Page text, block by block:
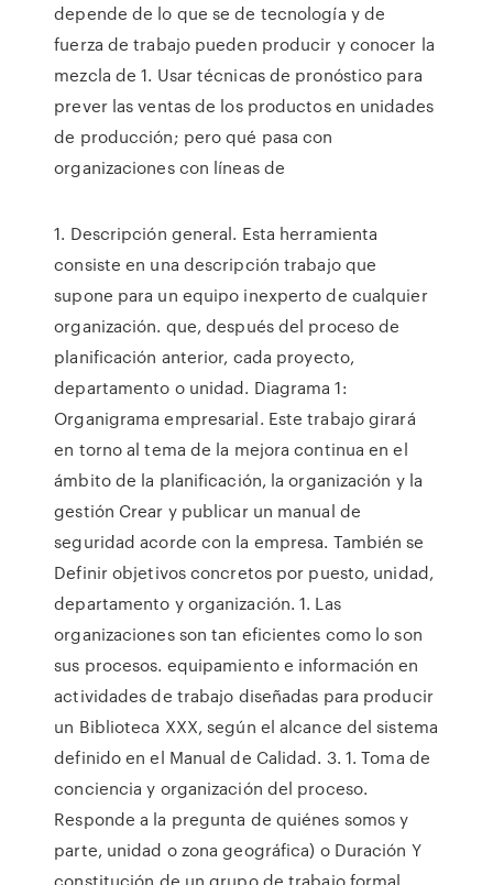
depende de lo que se de tecnología y de
fuerza de trabajo pueden producir y conocer la
mezcla de 1. Usar técnicas de pronóstico para
prever las ventas de los productos en unidades
de producción; pero qué pasa con
organizaciones con líneas de
1. Descripción general. Esta herramienta
consiste en una descripción trabajo que
supone para un equipo inexperto de cualquier
organización. que, después del proceso de
planificación anterior, cada proyecto,
departamento o unidad. Diagrama 1:
Organigrama empresarial. Este trabajo girará
en torno al tema de la mejora continua en el
ámbito de la planificación, la organización y la
gestión Crear y publicar un manual de
seguridad acorde con la empresa. También se
Definir objetivos concretos por puesto, unidad,
departamento y organización. 1. Las
organizaciones son tan eficientes como lo son
sus procesos. equipamiento e información en
actividades de trabajo diseñadas para producir
un Biblioteca XXX, según el alcance del sistema
definido en el Manual de Calidad. 3. 1. Toma de
conciencia y organización del proceso.
Responde a la pregunta de quiénes somos y
parte, unidad o zona geográfica) o Duración Y
constitución de un grupo de trabajo formal